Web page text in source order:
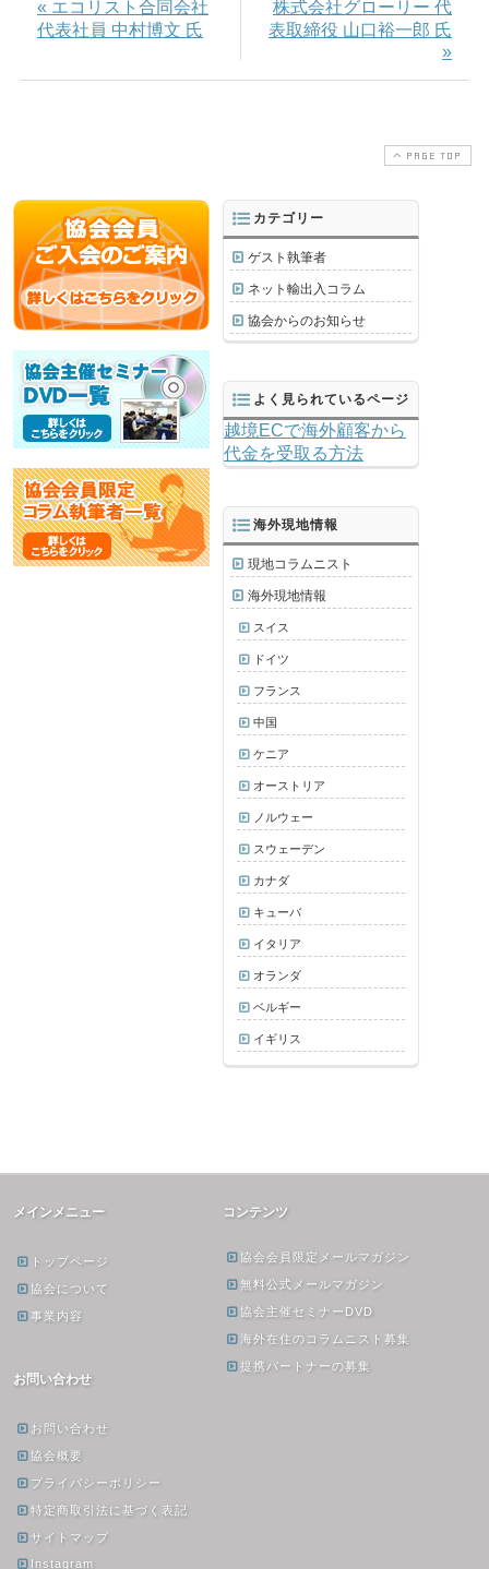
« エコリスト合同会社
代表社員 中村博文 氏
株式会社グローリー 代
表取締役 山口裕一郎 氏
»
PAGE TOP
カテゴリー
ゲスト執筆者
ネット輸出入コラム
協会からのお知らせ
よく見られているページ
越境ECで海外顧客から
代金を受取る方法
海外現地情報
現地コラムニスト
海外現地情報
スイス
ドイツ
フランス
中国
ケニア
オーストリア
ノルウェー
スウェーデン
カナダ
キューバ
イタリア
オランダ
ベルギー
イギリス
メインメニュー
トップページ
協会について
事業内容
コンテンツ
協会会員限定メールマガジン
無料公式メールマガジン
協会主催セミナーDVD
海外在住のコラムニスト募集
提携パートナーの募集
お問い合わせ
お問い合わせ
協会概要
プライバシーポリシー
特定商取引法に基づく表記
サイトマップ
Instagram